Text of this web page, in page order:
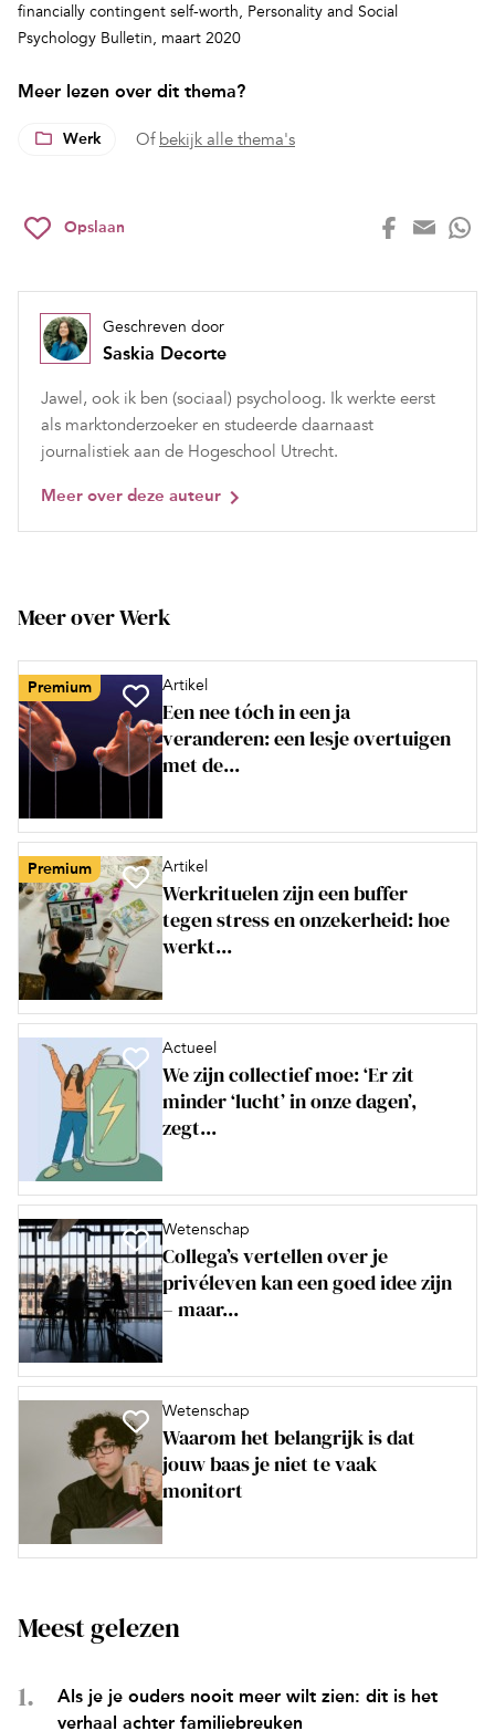
financially contingent self-worth, Personality and Social
Psychology Bulletin, maart 2020
Meer lezen over dit thema?
Werk Of bekijk alle thema's
Opslaan
Geschreven door
Saskia Decorte
Jawel, ook ik ben (sociaal) psycholoog. Ik werkte eerst
als marktonderzoeker en studeerde daarnaast
journalistiek aan de Hogeschool Utrecht.
Meer over deze auteur
Meer over Werk
Premium Artikel
Een nee tóch in een ja
veranderen: een lesje overtuigen
met de...
Premium Artikel
Werkrituelen zijn een buffer
tegen stress en onzekerheid: hoe
werkt...
Actueel
We zijn collectief moe: ‘Er zit
minder ‘lucht’ in onze dagen’,
zegt...
Wetenschap
Collega’s vertellen over je
privéleven kan een goed idee zijn
– maar...
Wetenschap
Waarom het belangrijk is dat
jouw baas je niet te vaak
monitort
Meest gelezen
Als je je ouders nooit meer wilt zien: dit is het
verhaal achter familiebreuken